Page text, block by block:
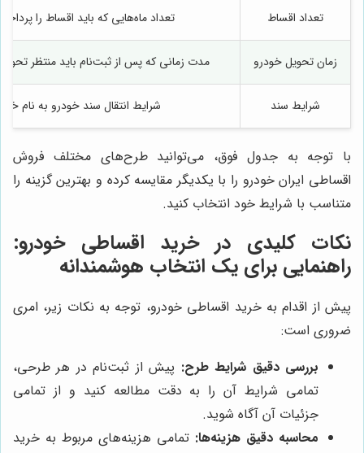
تعداد اقساط تعداد ماه‌هایی که باید اقساط را
زمان تحویل خودرو مدت زمانی که پس از ثبت‌نام باید منتظر
شرایط سند شرایط انتقال سند خودرو به نام
با توجه به جدول فوق، می‌توانید طرح‌های مختلف فروش
اقساطی ایران خودرو را با یکدیگر مقایسه کرده و بهترین گزینه را
متناسب با شرایط خود انتخاب کنید.
نکات کلیدی در خرید اقساطی خودرو:
راهنمایی برای یک انتخاب هوشمندانه
پیش از اقدام به خرید اقساطی خودرو، توجه به نکات زیر، امری
ضروری است:
بررسی دقیق شرایط طرح: پیش از ثبت‌نام در هر طرحی،
تمامی شرایط آن را به دقت مطالعه کنید و از تمامی
جزئیات آن آگاه شوید.
محاسبه دقیق هزینه‌ها: تمامی هزینه‌های مربوط به خرید